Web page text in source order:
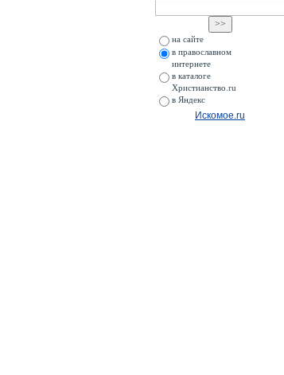
на сайте
в православном
интернете
в каталоге
Христианство.ru
в Яндекс
Искомое.ru